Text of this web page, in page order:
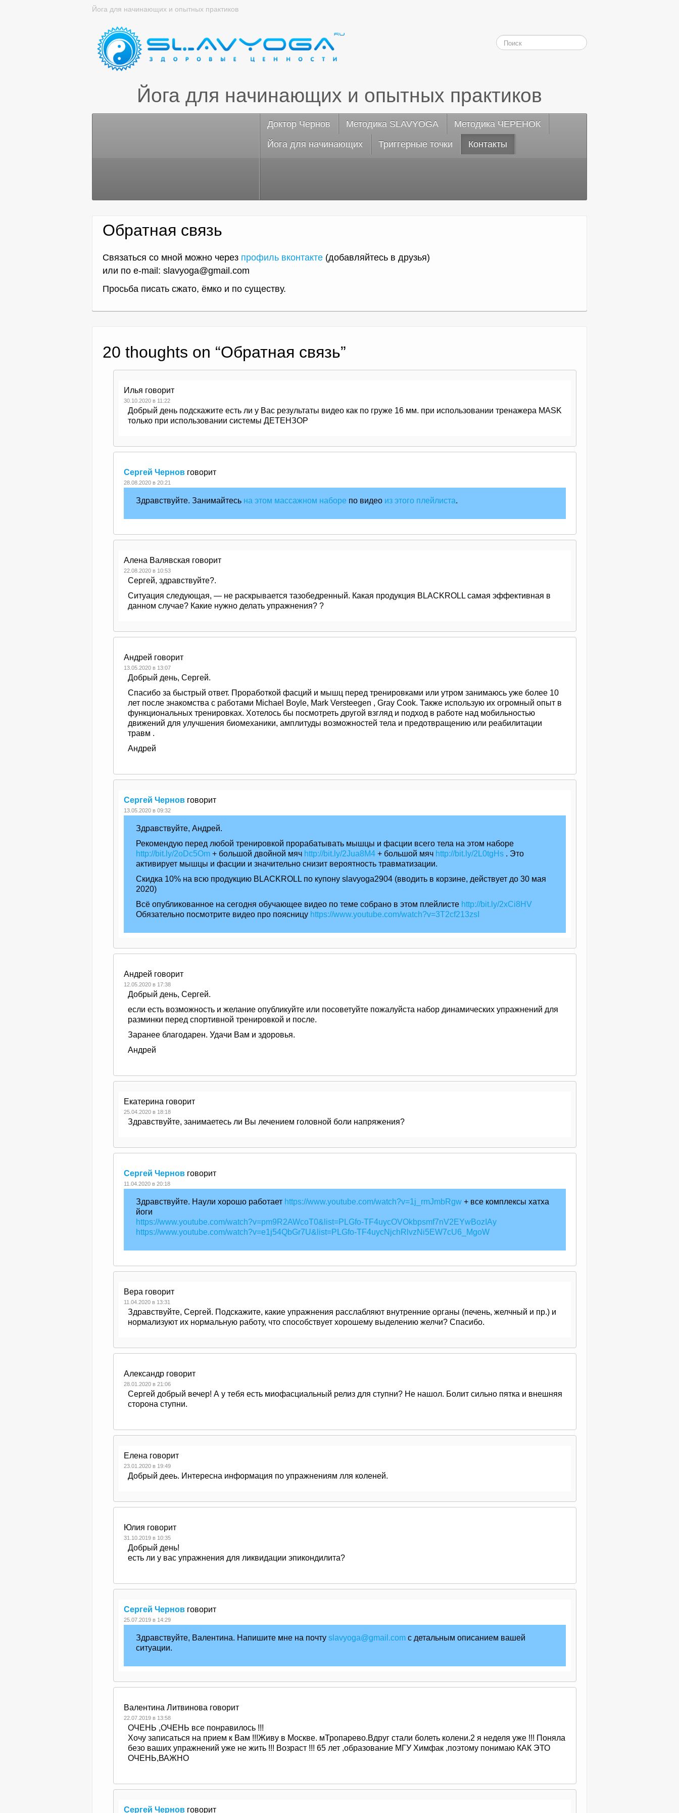
Йога для начинающих и опытных практиков
Йога для начинающих и опытных практиков
Доктор Чернов Методика SLAVYOGA
Методика ЧЕРЕНОК
Йога для начинающих
Триггерные точки Контакты
Обратная связь
Связаться со мной можно через профиль вконтакте (добавляйтесь в друзья)
или по e-mail: slavyoga@gmail.com
Просьба писать сжато, ёмко и по существу.
20 thoughts on “Обратная связь”
Илья говорит
30.10.2020 в 11:22
Добрый день подскажите есть ли у Вас результаты видео как по груже 16 мм. при использовании тренажера MASK
только при использовании системы ДЕТЕНЗОР
Сергей Чернов говорит
28.08.2020 в 20:21
Здравствуйте. Занимайтесь на этом массажном наборе по видео из этого плейлиста.
Алена Валявская говорит
22.08.2020 в 10:53
Сергей, здравствуйте?.
Ситуация следующая, — не раскрывается тазобедренный. Какая продукция BLACKROLL самая эффективная в
данном случае? Какие нужно делать упражнения? ?
Андрей говорит
13.05.2020 в 13:07
Добрый день, Сергей.
Спасибо за быстрый ответ. Проработкой фасций и мышц перед тренировками или утром занимаюсь уже более 10
лет после знакомства с работами Michael Boyle, Mark Versteegen , Gray Cook. Также использую их огромный опыт в
функциональных тренировках. Хотелось бы посмотреть другой взгляд и подход в работе над мобильностью
движений для улучшения биомеханики, амплитуды возможностей тела и предотвращению или реабилитации
травм .
Андрей
Сергей Чернов говорит
13.05.2020 в 09:32
Здравствуйте, Андрей.
Рекомендую перед любой тренировкой прорабатывать мышцы и фасции всего тела на этом наборе
http://bit.ly/2oDc5Om + большой двойной мяч http://bit.ly/2Jua8M4 + большой мяч http://bit.ly/2L0tgHs . Это
активирует мышцы и фасции и значительно снизит вероятность травматизации.
Скидка 10% на всю продукцию BLACKROLL по купону slavyoga2904 (вводить в корзине, действует до 30 мая
2020)
Всё опубликованное на сегодня обучающее видео по теме собрано в этом плейлисте http://bit.ly/2xCi8HV
Обязательно посмотрите видео про поясницу https://www.youtube.com/watch?v=3T2cf213zsI
Андрей говорит
12.05.2020 в 17:38
Добрый день, Сергей.
если есть возможность и желание опубликуйте или посоветуйте пожалуйста набор динамических упражнений для
разминки перед спортивной тренировкой и после.
Заранее благодарен. Удачи Вам и здоровья.
Андрей
Екатерина говорит
25.04.2020 в 18:18
Здравствуйте, занимаетесь ли Вы лечением головной боли напряжения?
Сергей Чернов говорит
11.04.2020 в 20:18
Здравствуйте. Наули хорошо работает https://www.youtube.com/watch?v=1j_rmJmbRgw + все комплексы хатха
йоги
https://www.youtube.com/watch?v=pm9R2AWcoT0&list=PLGfo-TF4uycOVOkbpsmf7nV2EYwBozIAy
https://www.youtube.com/watch?v=e1j54QbGr7U&list=PLGfo-TF4uycNjchRlvzNi5EW7cU6_MgoW
Вера говорит
11.04.2020 в 13:31
Здравствуйте, Сергей. Подскажите, какие упражнения расслабляют внутренние органы (печень, желчный и пр.) и
нормализуют их нормальную работу, что способствует хорошему выделению желчи? Спасибо.
Александр говорит
28.01.2020 в 21:06
Сергей добрый вечер! А у тебя есть миофасциальный релиз для ступни? Не нашол. Болит сильно пятка и внешняя
сторона ступни.
Елена говорит
23.01.2020 в 19:49
Добрый дееь. Интересна информация по упражнениям лля коленей.
Юлия говорит
31.10.2019 в 10:35
Добрый день!
есть ли у вас упражнения для ликвидации эпикондилита?
Сергей Чернов говорит
25.07.2019 в 14:29
Здравствуйте, Валентина. Напишите мне на почту slavyoga@gmail.com с детальным описанием вашей
ситуации.
Валентина Литвинова говорит
22.07.2019 в 13:58
ОЧЕНЬ ,ОЧЕНЬ все понравилось !!!
Хочу записаться на прием к Вам !!!Живу в Москве. мТропарево.Вдруг стали болеть колени.2 я неделя уже !!! Поняла
безо ваших упражнений уже не жить !!! Возраст !!! 65 лет ,образование МГУ Химфак ,поэтому понимаю КАК ЭТО
ОЧЕНЬ,ВАЖНО
Сергей Чернов говорит